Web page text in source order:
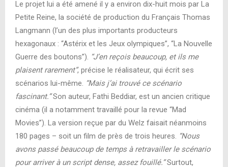
Le projet lui a été amené il y a environ dix-huit mois par La
Petite Reine, la société de production du Français Thomas
Langmann (l’un des plus importants producteurs
hexagonaux : “Astérix et les Jeux olympiques”, “La Nouvelle
Guerre des boutons”). “J’en reçois beaucoup, et ils me
plaisent rarement”, précise le réalisateur, qui écrit ses
scénarios lui-même. “Mais j’ai trouvé ce scénario
fascinant.”Son auteur, Fathi Beddiar, est un ancien critique
cinéma (il a notamment travaillé pour la revue “Mad
Movies”). La version reçue par du Welz faisait néanmoins
180 pages – soit un film de près de trois heures. “Nous
avons passé beaucoup de temps à retravailler le scénario
pour arriver à un script dense, assez fouillé.”Surtout,